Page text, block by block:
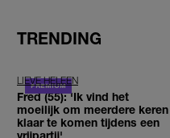
TRENDING
LIEVE HELEEN
Fred (55): 'Ik vind het
moeilijk om meerdere keren
klaar te komen tijdens een